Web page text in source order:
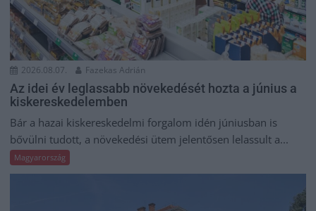
2026.08.07. Fazekas Adrián
Az idei év leglassabb növekedését hozta a június a
kiskereskedelemben
Bár a hazai kiskereskedelmi forgalom idén júniusban is
bővülni tudott, a növekedési ütem jelentősen lelassult a...
Magyarország